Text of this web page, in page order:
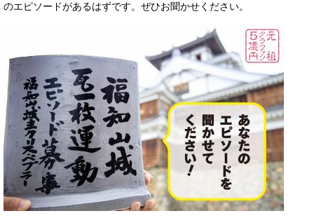
のエピソードがあるはずです。ぜひお聞かせください。